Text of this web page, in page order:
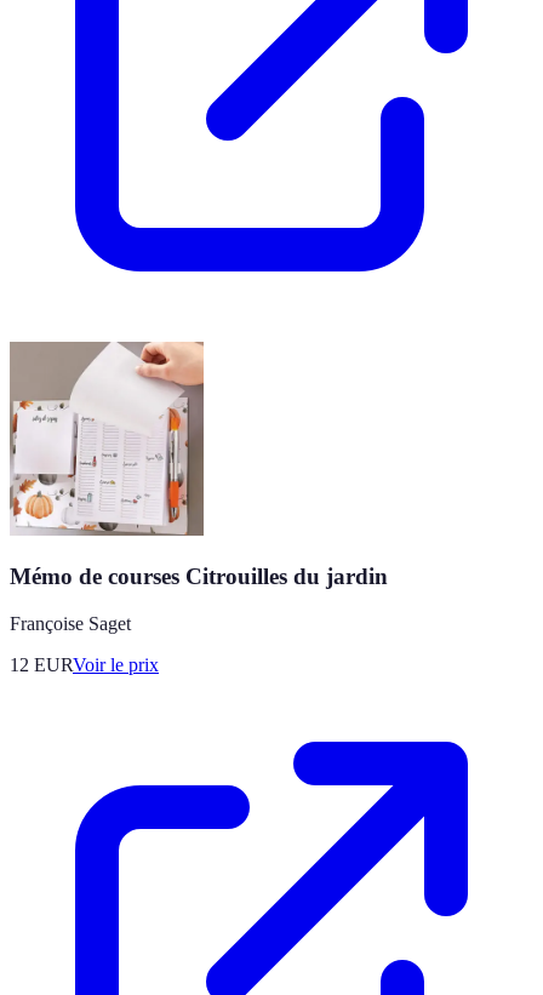
Mémo de courses Citrouilles du jardin
Françoise Saget
12 EURVoir le prix